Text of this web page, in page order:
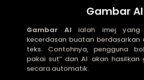
Gambar AI
Gambar AI ialah imej yang
kecerdasan buatan
teks. Contohnya, pengguna
pakai sut” dan AI akan hasilkan
secara automatik.